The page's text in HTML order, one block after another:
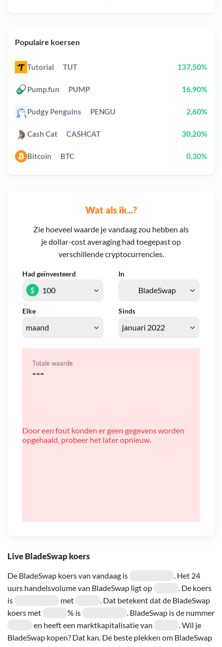
Live BladeSwap koers
De BladeSwap koers van vandaag is
. Het 24
uurs handelsvolume van BladeSwap ligt op
. De koers
is
met
. Dat betekent dat de BladeSwap
koers met
% is
. BladeSwap is de nummer
en heeft een marktkapitalisatie van
. Wil je
BladeSwap kopen? Dat kan. De beste plekken om BladeSwap
Wat als ik...?
Zie hoeveel waarde je vandaag zou hebben als
je dollar-cost averaging had toegepast op
verschillende cryptocurrencies.
Had geïnvesteerd In
Elke Sinds
$
Totale waarde
---
Door een fout konden er geen gegevens worden
opgehaald, probeer het later opnieuw.
Populaire koersen
Tutorial TUT 137,50%
Pump.fun PUMP 16,90%
Pudgy Penguins PENGU 2,60%
Cash Cat CASHCAT 30,20%
Bitcoin BTC 0,30%